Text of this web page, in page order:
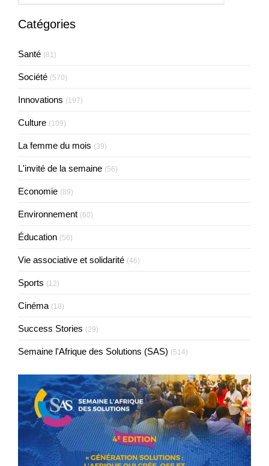
Catégories
Santé (81)
Société (570)
Innovations (197)
Culture (109)
La femme du mois (39)
L'invité de la semaine (56)
Economie (89)
Environnement (60)
Éducation (56)
Vie associative et solidarité (46)
Sports (12)
Cinéma (18)
Success Stories (29)
Semaine l'Afrique des Solutions (SAS) (514)